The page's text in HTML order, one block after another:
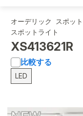
オーデリック スポッ
スポットライト
XS413621R
比較する
LED